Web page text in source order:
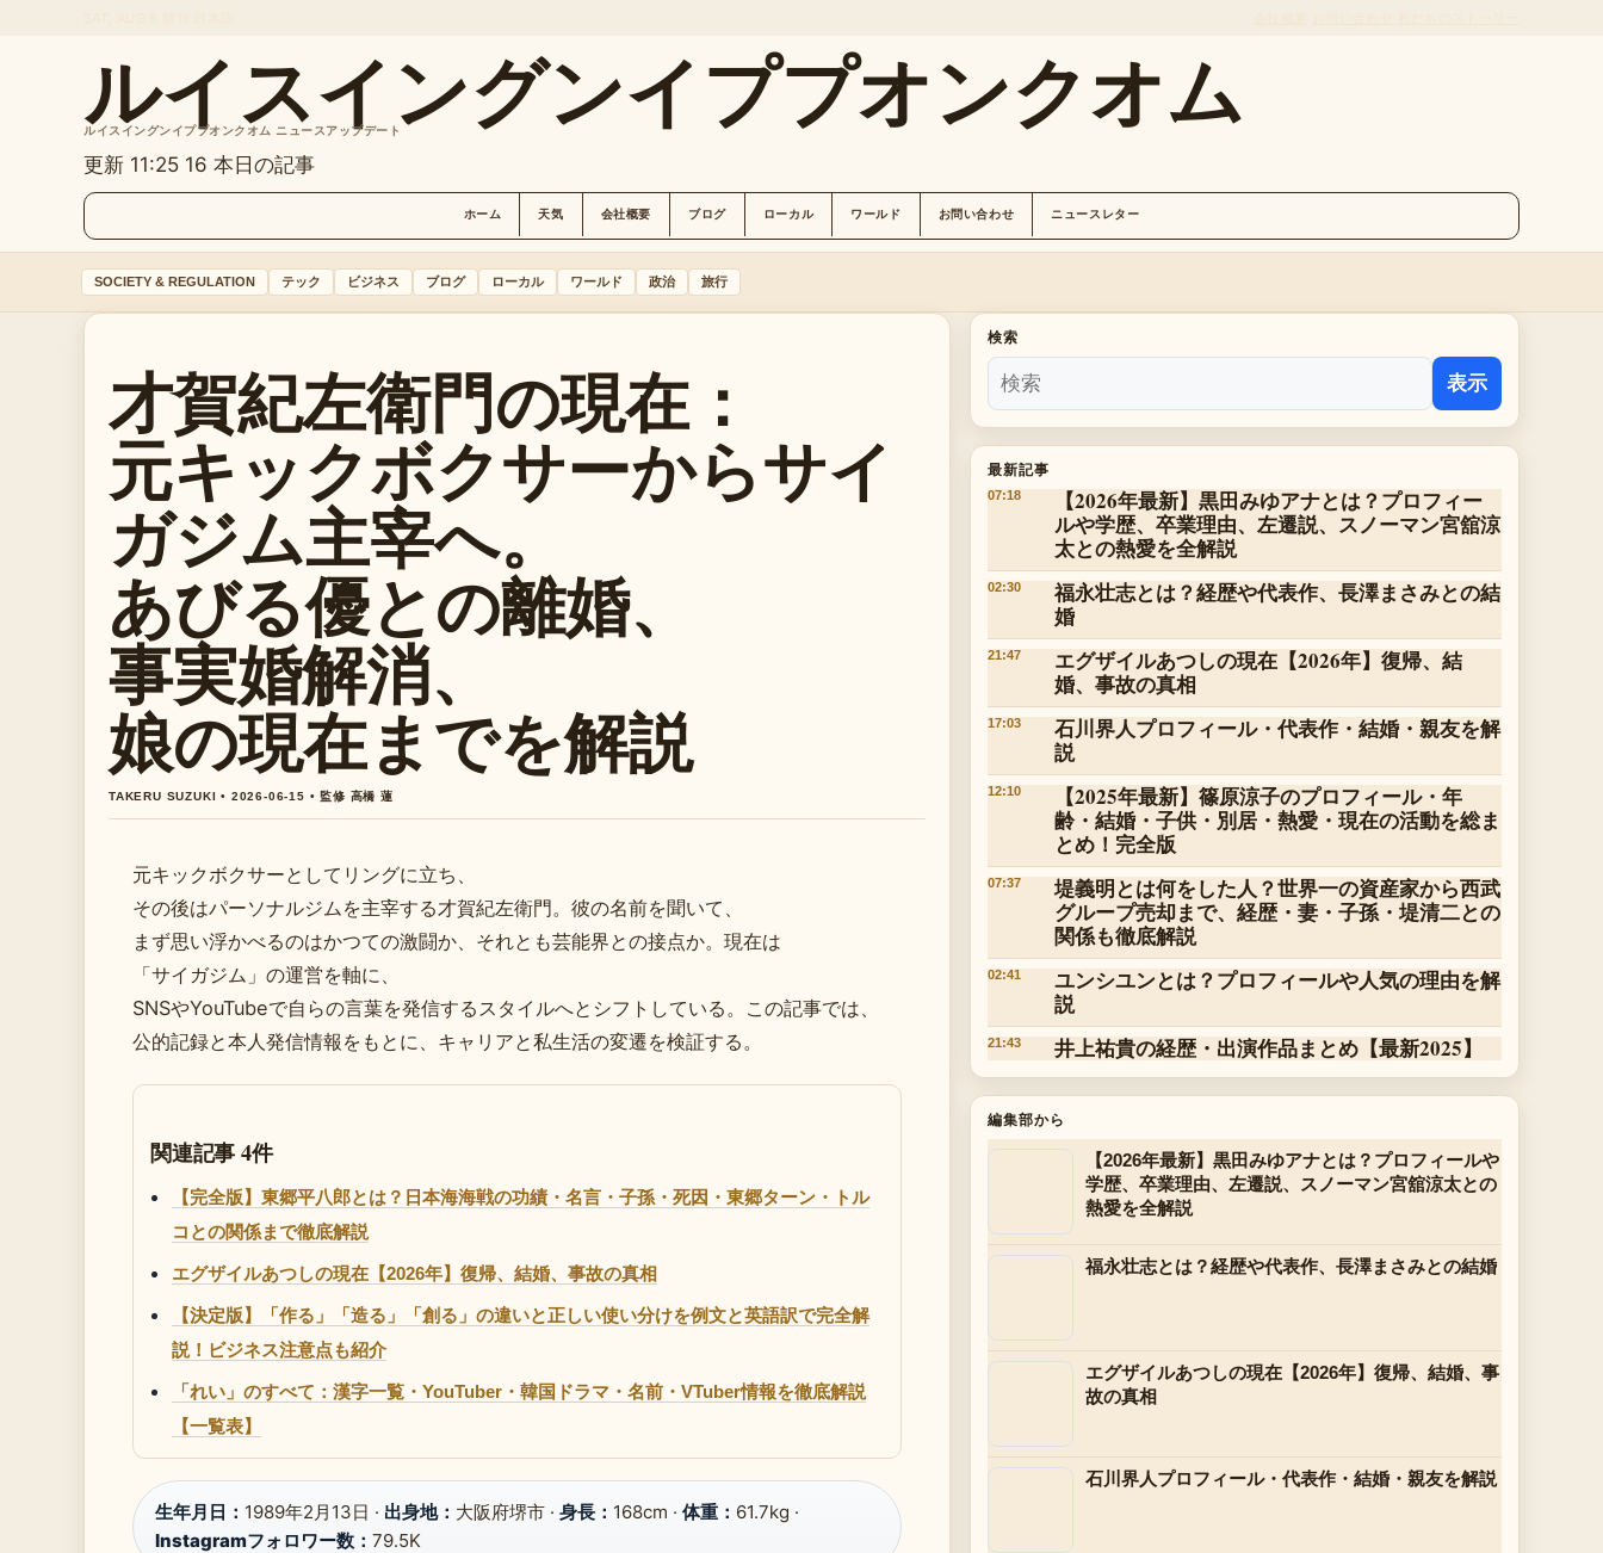
ルイスイングンイププオンクオム
ルイスイングンイププオンクオム ニュースアップデート
更新 11:25 16 本日の記事
ホーム 天気 会社概要 ブログ ローカル ワールド お問い合わせ ニュースレター
SOCIETY & REGULATION テック ビジネス ブログ ローカル ワールド 政治 旅行
才賀紀左衛門の現在：
元キックボクサーからサイ
ガジム主宰へ。
あびる優との離婚、
事実婚解消、
娘の現在までを解説
TAKERU SUZUKI • 2026-06-15 • 監修 高橋 蓮
元キックボクサーとしてリングに立ち、
その後はパーソナルジムを主宰する才賀紀左衛門。彼の名前を聞いて、
まず思い浮かべるのはかつての激闘か、それとも芸能界との接点か。現在は
「サイガジム」の運営を軸に、
SNSやYouTubeで自らの言葉を発信するスタイルへとシフトしている。この記事では、
公的記録と本人発信情報をもとに、キャリアと私生活の変遷を検証する。
関連記事 4件
【完全版】東郷平八郎とは？日本海海戦の功績・名言・子孫・死因・東郷ターン・トル
コとの関係まで徹底解説
エグザイルあつしの現在【2026年】復帰、結婚、事故の真相
【決定版】「作る」「造る」「創る」の違いと正しい使い分けを例文と英語訳で完全解
説！ビジネス注意点も紹介
「れい」のすべて：漢字一覧・YouTuber・韓国ドラマ・名前・VTuber情報を徹底解説
【一覧表】
生年月日： 1989年2月13日 · 出身地： 大阪府堺市 · 身長： 168cm · 体重： 61.7kg ·
Instagramフォロワー数： 79.5K
検索
表示
最新記事
07:18
【2026年最新】黒田みゆアナとは？プロフィー
ルや学歴、卒業理由、左遷説、スノーマン宮舘涼
太との熱愛を全解説
02:30
福永壮志とは？経歴や代表作、長澤まさみとの結
婚
21:47
エグザイルあつしの現在【2026年】復帰、結
婚、事故の真相
17:03
石川界人プロフィール・代表作・結婚・親友を解
説
12:10
【2025年最新】篠原涼子のプロフィール・年
齢・結婚・子供・別居・熱愛・現在の活動を総ま
とめ！完全版
07:37
堤義明とは何をした人？世界一の資産家から西武
グループ売却まで、経歴・妻・子孫・堤清二との
関係も徹底解説
02:41
ユンシユンとは？プロフィールや人気の理由を解
説
21:43 井上祐貴の経歴・出演作品まとめ【最新2025】
編集部から
【2026年最新】黒田みゆアナとは？プロフィールや
学歴、卒業理由、左遷説、スノーマン宮舘涼太との
熱愛を全解説
福永壮志とは？経歴や代表作、長澤まさみとの結婚
エグザイルあつしの現在【2026年】復帰、結婚、事
故の真相
石川界人プロフィール・代表作・結婚・親友を解説